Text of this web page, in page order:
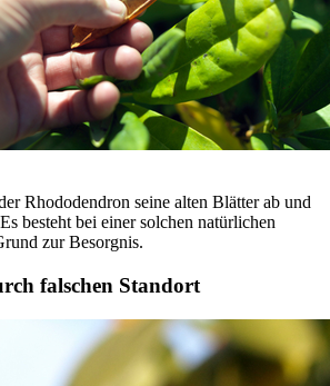
Rhododendron seine alten Blätter ab und
besteht bei einer solchen natürlichen
zur Besorgnis.
falschen Standort